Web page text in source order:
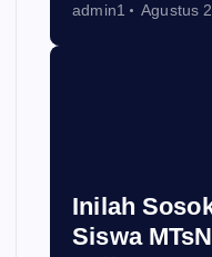
admin1 Agustus
Inilah
Siswa